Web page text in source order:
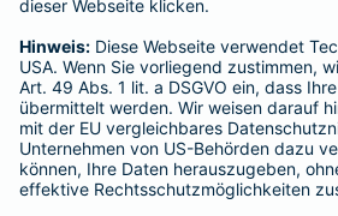
Adresse ändern
Schaden melden
Serviceübersicht